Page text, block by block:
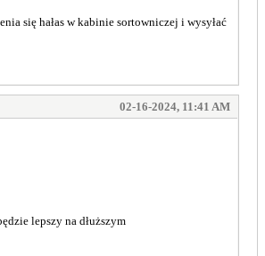
się hałas w kabinie sortowniczej i wysyłać
02-16-2024, 11:41 AM
lepszy na dłuższym